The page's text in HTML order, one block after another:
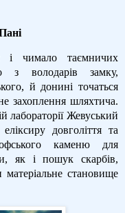
і чимало таємничих
з володарів замку,
й донині точаться
захоплення шляхтича.
лабораторії Жевуський
довголіття та
каменю для
як і пошук скарбів,
становище